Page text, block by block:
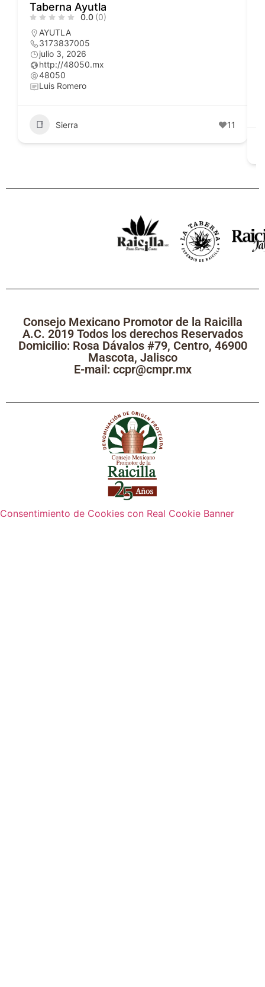
Taberna Ayutla
0.0 (0)
AYUTLA
3173837005
julio 3, 2026
http://48050.mx
48050
Luis Romero
Sierra 11
Consejo Mexicano Promotor de la Raicilla
A.C. 2019 Todos los derechos Reservados
Domicilio: Rosa Dávalos #79, Centro, 46900
Mascota, Jalisco
E-mail: ccpr@cmpr.mx
Consentimiento de Cookies con Real Cookie Banner